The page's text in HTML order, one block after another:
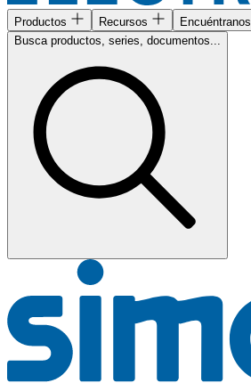
Productos Recursos
Encuéntranos
Busca productos, series, documentos...